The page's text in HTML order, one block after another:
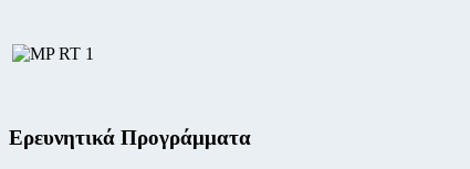
Ερευνητικά Προγράμματα